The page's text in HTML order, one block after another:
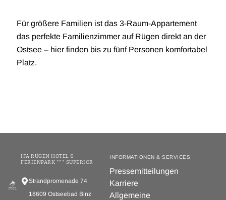
Für größere Familien ist das 3-Raum-Appartement
das perfekte Familienzimmer auf Rügen direkt an der
Ostsee – hier finden bis zu fünf Personen komfortabel
Platz.
IFA RÜGEN HOTEL &
FERIENPARK *** SUPERIOR
Strandpromenade 74
18609 Ostseebad Binz
INFORMATIONEN & SERVICES
Pressemitteilungen
Karriere
Allgemeine